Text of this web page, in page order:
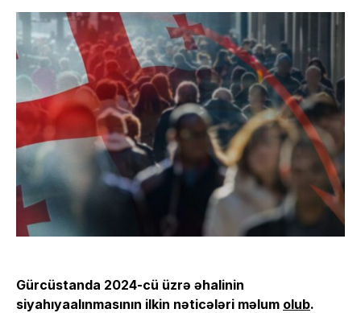
Gürcüstanda 2024-cü üzrə əhalinin
siyahıyaalınmasının ilkin nəticələri məlum olub.